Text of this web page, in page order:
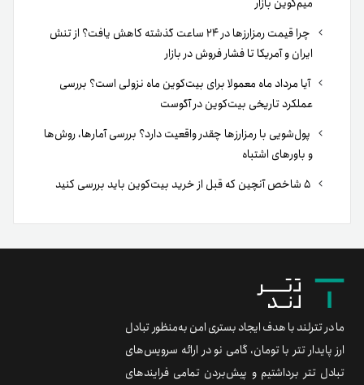
چرا قیمت رمزارزها در ۲۴ ساعت گذشته کاهش یافت؟ از تنش
ایران و آمریکا تا فشار فروش در بازار
آیا مرداد ماه معمولا برای بیت‌کوین ماه نزولی است؟ بررسی
عملکرد تاریخی بیت‌کوین در آگوست
پول‌شویی با رمزارزها چقدر واقعیت دارد؟ بررسی آمارها، روش‌ها
و باورهای اشتباه
ما در تترلند با هدف ایجاد بستری امن به‌منظور تبادل
ارز پایدار تتر با تومان، گامی نو در ارائه سرویس‌های
تبادل تتر برداشتیم و پیش‌بردن تمامی فرایندهای